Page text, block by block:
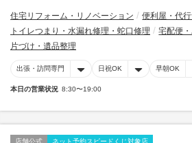
住宅リフォーム・リノベーション
便利屋・代
トイレつまり・水漏れ修理・蛇口修理
宅配便
片づけ・遺品整理
出張・訪問専門 日祝OK 早朝OK
本日の営業状況 8:30〜19:00
店舗公式 ネット予約スピードくじ対象店